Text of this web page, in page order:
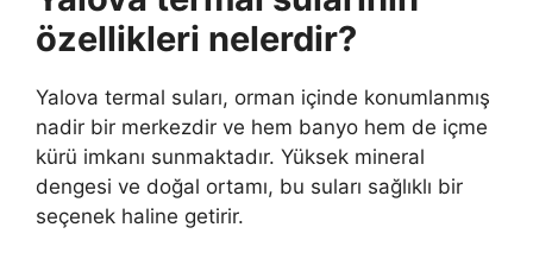
özellikleri nelerdir?
Yalova termal suları, orman içinde konumlanmış
nadir bir merkezdir ve hem banyo hem de içme
kürü imkanı sunmaktadır. Yüksek mineral
dengesi ve doğal ortamı, bu suları sağlıklı bir
seçenek haline getirir.